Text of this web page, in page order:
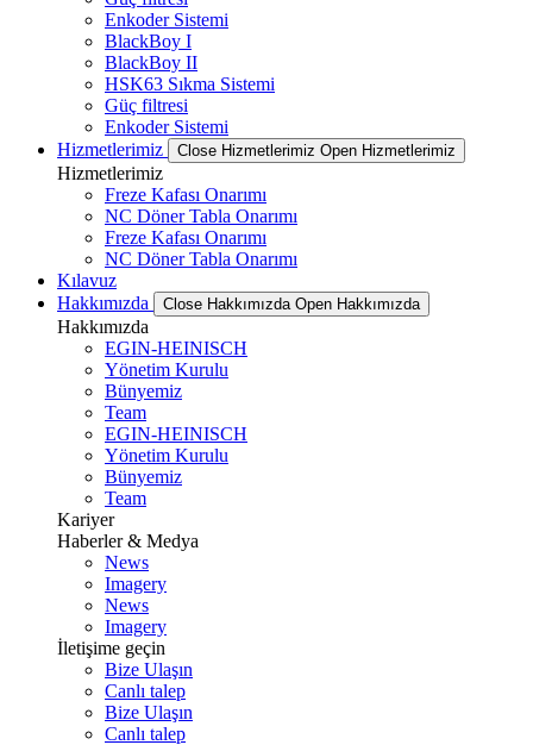
Enkoder Sistemi
BlackBoy I
BlackBoy II
HSK63 Sıkma Sistemi
Güç filtresi
Enkoder Sistemi
Hizmetlerimiz
Close Hizmetlerimiz Open Hizmetlerimiz
Hizmetlerimiz
Freze Kafası Onarımı
NC Döner Tabla Onarımı
Freze Kafası Onarımı
NC Döner Tabla Onarımı
Kılavuz
Hakkımızda
Close Hakkımızda Open Hakkımızda
Hakkımızda
EGIN-HEINISCH
Yönetim Kurulu
Bünyemiz
Team
EGIN-HEINISCH
Yönetim Kurulu
Bünyemiz
Team
Kariyer
Haberler & Medya
News
Imagery
News
Imagery
İletişime geçin
Bize Ulaşın
Canlı talep
Bize Ulaşın
Canlı talep